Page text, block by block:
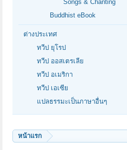
Songs & Chanting
Buddhist eBook
ต่างประเทศ
ทวีป ยุโรป
ทวีป ออสเตรเลีย
ทวีป อเมริกา
ทวีป เอเซีย
แปลธรรมะเป็นภาษาอื่นๆ
หน้าแรก